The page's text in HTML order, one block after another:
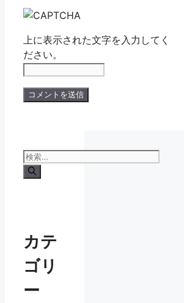
上に表示された文字を入力してく
ださい。
検
索:
カテ
ゴリ
ー